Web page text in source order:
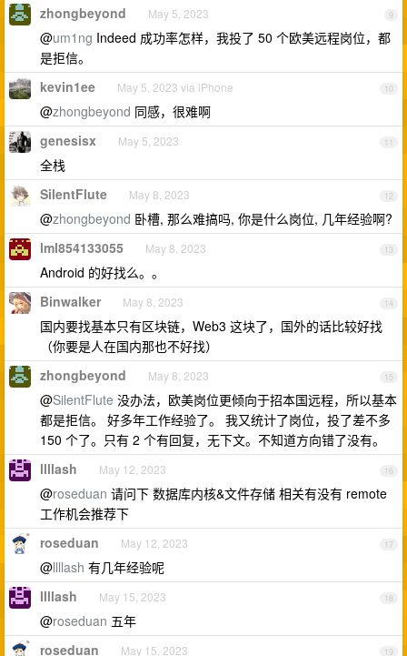
9
zhongbeyond May 5, 2023
@um1ng Indeed 成功率怎样，我投了 50 个欧美远程岗位，都
是拒信。
10
kevin1ee May 5, 2023 via iPhone
@zhongbeyond 同感，很难啊
11
genesisx May 5, 2023
全栈
12
SilentFlute May 8, 2023
@zhongbeyond 卧槽, 那么难搞吗, 你是什么岗位, 几年经验啊?
13
lml854133055 May 8, 2023
Android 的好找么。。
14
Binwalker May 8, 2023
国内要找基本只有区块链，Web3 这块了，国外的话比较好找
（你要是人在国内那也不好找）
15
zhongbeyond May 8, 2023
@SilentFlute 没办法，欧美岗位更倾向于招本国远程，所以基本
都是拒信。 好多年工作经验了。 我又统计了岗位，投了差不多
150 个了。只有 2 个有回复，无下文。不知道方向错了没有。
16
llllash May 12, 2023
@roseduan 请问下 数据库内核&文件存储 相关有没有 remote
工作机会推荐下
17
roseduan May 12, 2023
@llllash 有几年经验呢
18
llllash May 15, 2023
@roseduan 五年
19
roseduan May 15, 2023